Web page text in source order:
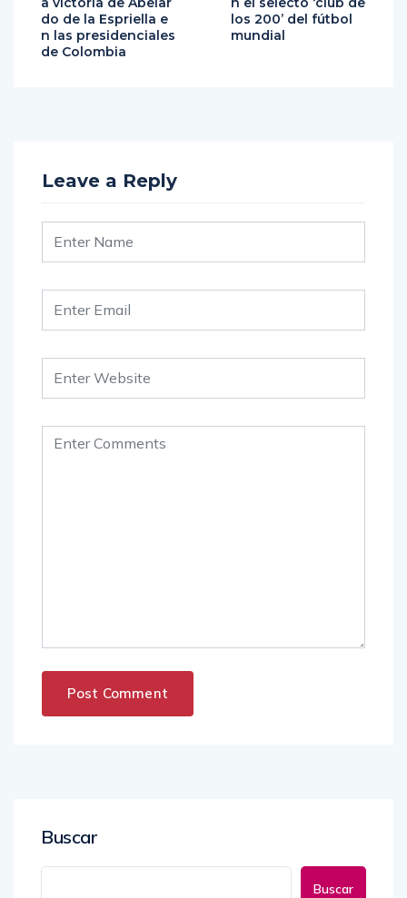
do de la Espriella e
n las presidenciales
de Colombia
los 200’ del fútbol
mundial
Leave a Reply
Buscar
Buscar